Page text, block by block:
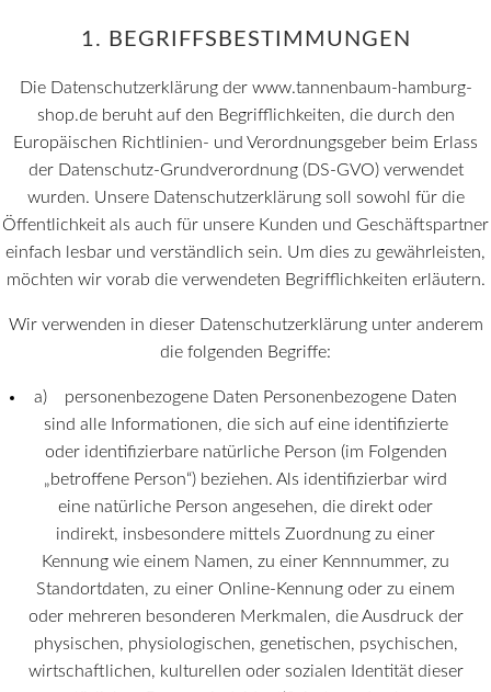
1. BEGRIFFSBESTIMMUNGEN
Die Datenschutzerklärung der www.tannenbaum-hamburg-
shop.de beruht auf den Begrifflichkeiten, die durch den
Europäischen Richtlinien- und Verordnungsgeber beim Erlass
der Datenschutz-Grundverordnung (DS-GVO) verwendet
wurden. Unsere Datenschutzerklärung soll sowohl für die
Öffentlichkeit als auch für unsere Kunden und Geschäftspartner
einfach lesbar und verständlich sein. Um dies zu gewährleisten,
möchten wir vorab die verwendeten Begrifflichkeiten erläutern.
Wir verwenden in dieser Datenschutzerklärung unter anderem
die folgenden Begriffe:
a) personenbezogene Daten Personenbezogene Daten
sind alle Informationen, die sich auf eine identifizierte
oder identifizierbare natürliche Person (im Folgenden
„betroffene Person“) beziehen. Als identifizierbar wird
eine natürliche Person angesehen, die direkt oder
indirekt, insbesondere mittels Zuordnung zu einer
Kennung wie einem Namen, zu einer Kennnummer, zu
Standortdaten, zu einer Online-Kennung oder zu einem
oder mehreren besonderen Merkmalen, die Ausdruck der
physischen, physiologischen, genetischen, psychischen,
wirtschaftlichen, kulturellen oder sozialen Identität dieser